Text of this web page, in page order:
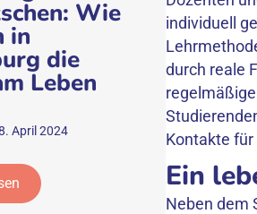
Wie
in
die
Leben
April 2024
individuell
durch reale
Kontakte
Ein
Neben dem